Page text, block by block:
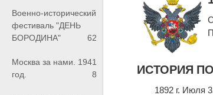
Военно-исторический
фестиваль "ДЕНЬ
БОРОДИНА"
62
Москва за нами. 1941
год.
8 ИСТОРИЯ
1892 г. Июля